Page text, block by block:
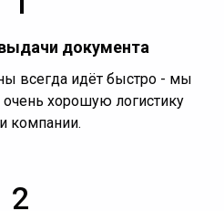
документа
всегда идёт быстро - мы
очень хорошую логистику
компании.
2